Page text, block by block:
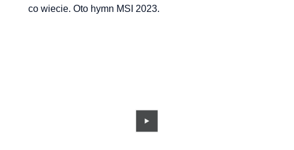
co wiecie. Oto hymn MSI 2023.